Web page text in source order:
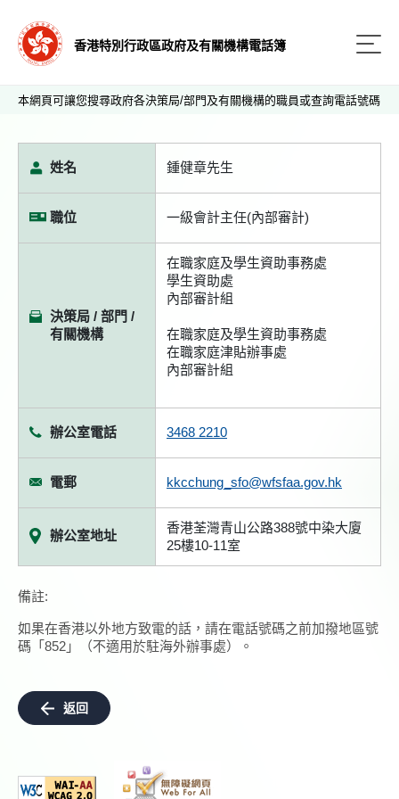
香港特別行政區政府及有關機構電話簿
本網頁可讓您搜尋政府各決策局/部門及有關機構的職員或查詢電話號碼
姓名 鍾健章先生
職位 一級會計主任(內部審計)
決策局 / 部門 /
有關機構
在職家庭及學生資助事務處
學生資助處
內部審計組
在職家庭及學生資助事務處
在職家庭津貼辦事處
內部審計組
辦公室電話 3468 2210
電郵 kkcchung_sfo@wfsfaa.gov.hk
辦公室地址
香港荃灣青山公路388號中染大廈
25樓10-11室
備註:
如果在香港以外地方致電的話，請在電話號碼之前加撥地區號
碼「852」（不適用於駐海外辦事處）。
返回